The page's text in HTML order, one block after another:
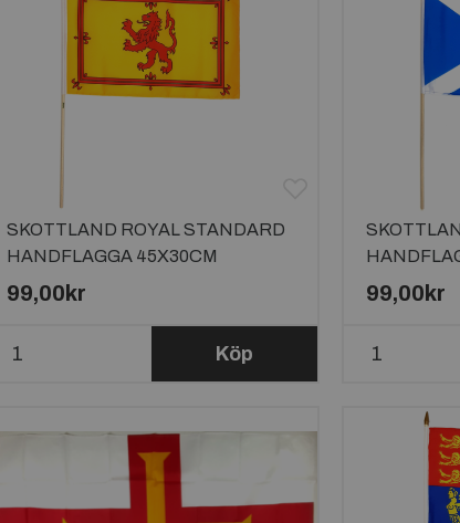
SKOTTLAND ROYAL STANDARD
HANDFLAGGA 45X30CM
99,00kr
Köp
99,00kr